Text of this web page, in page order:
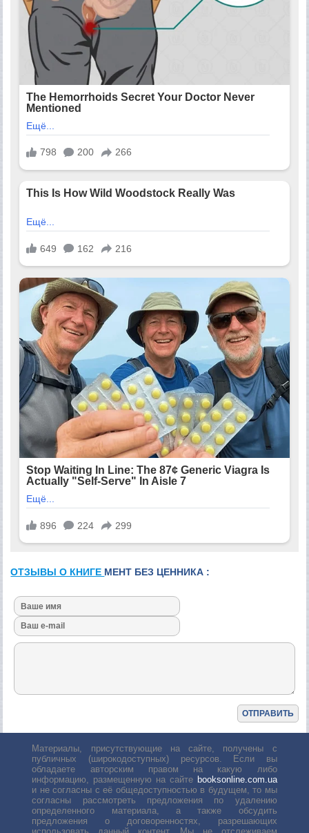
ОТЗЫВЫ О КНИГЕ МЕНТ БЕЗ ЦЕННИКА :
Материалы, присутствующие на сайте, получены с
публичных (широкодоступных) ресурсов. Если вы
обладаете авторским правом на какую либо
информацию, размещенную на сайте booksonline.com.ua
и не согласны с её общедоступностью в будущем, то мы
согласны рассмотреть предложения по удалению
определенного материала, а также обсудить
предложения о договоренностях, разрешающих
использовать данный контент. Мы не отслеживаем